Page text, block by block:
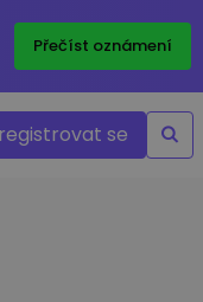
Přečíst oznámení
se